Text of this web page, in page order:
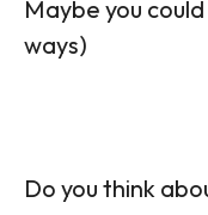
Maybe you
ways)
Do you think